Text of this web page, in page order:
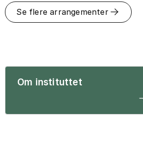
Se flere arrangementer
Om instituttet